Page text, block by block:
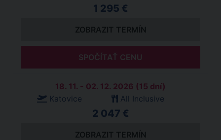
1 295 €
ZOBRAZIT TERMÍN
SPOČÍTAŤ CENU
18. 11. - 02. 12. 2026 (15 dní)
Katovice
All Inclusive
2 047 €
ZOBRAZIT TERMÍN